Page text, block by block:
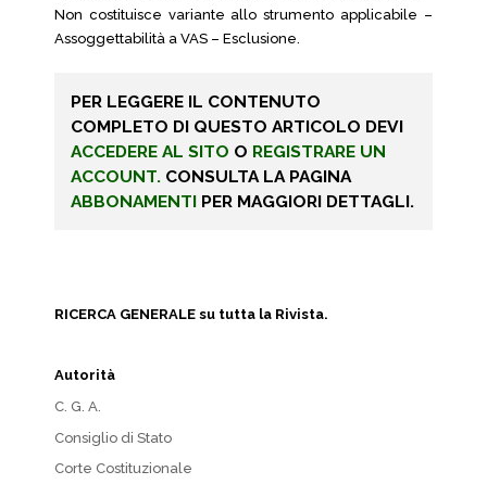
Non costituisce variante allo strumento applicabile –
Assoggettabilità a VAS – Esclusione.
PER LEGGERE IL CONTENUTO
COMPLETO DI QUESTO ARTICOLO DEVI
ACCEDERE AL SITO O REGISTRARE UN
ACCOUNT. CONSULTA LA PAGINA
ABBONAMENTI PER MAGGIORI DETTAGLI.
RICERCA GENERALE su tutta la Rivista.
Autorità
C. G. A.
Consiglio di Stato
Corte Costituzionale